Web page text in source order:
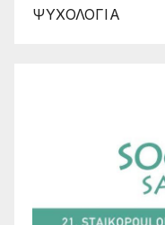
ΨΥΧΟΛΟΓΙΑ